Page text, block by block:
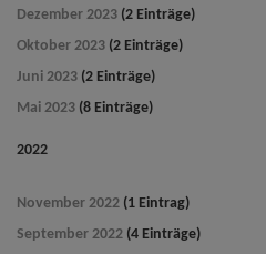
Dezember 2023 (2 Einträge)
Oktober 2023 (2 Einträge)
Juni 2023 (2 Einträge)
Mai 2023 (8 Einträge)
2022
November 2022 (1 Eintrag)
September 2022 (4 Einträge)